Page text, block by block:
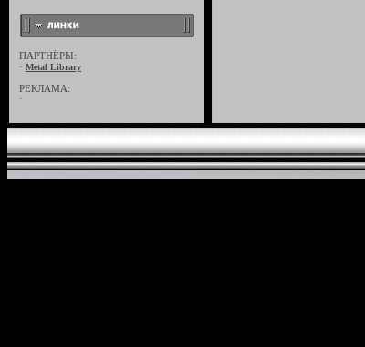
ПАРТНЁРЫ:
· Metal Library
РЕКЛАМА:
·